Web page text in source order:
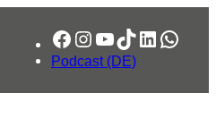
Facebook
Instagram
YouTube
TikTok
LinkedIn
Podcast (DE)